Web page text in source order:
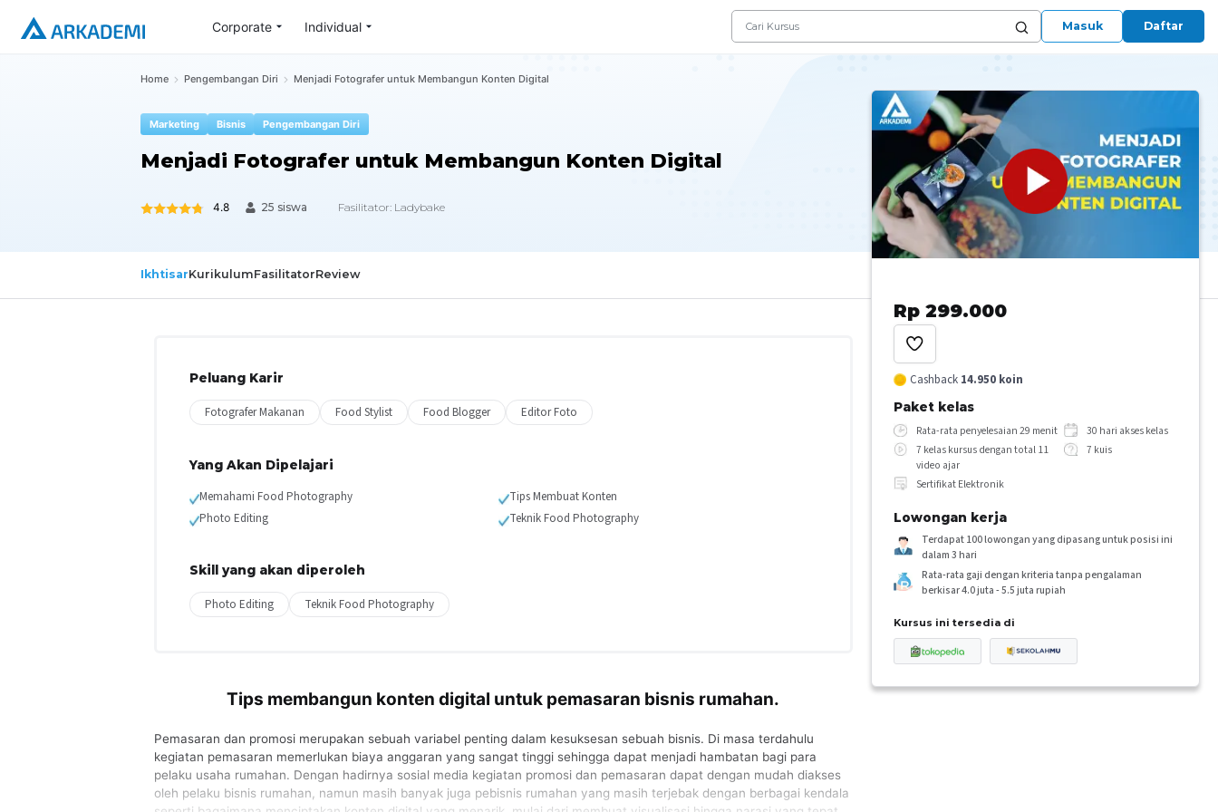
Corporate Individual Masuk Daftar
Home Pengembangan Diri Menjadi Fotografer untuk Membangun Konten Digital
Marketing Bisnis Pengembangan Diri
Menjadi Fotografer untuk Membangun Konten Digital
4.8 25 siswa Fasilitator: Ladybake
IkhtisarKurikulumFasilitatorReview
Peluang Karir
Fotografer Makanan Food Stylist Food Blogger Editor Foto
Yang Akan Dipelajari
Memahami Food Photography
Tips Membuat Konten
Photo Editing
Teknik Food Photography
Skill yang akan diperoleh
Photo Editing Teknik Food Photography
Tips membangun konten digital untuk pemasaran bisnis rumahan.
Pemasaran dan promosi merupakan sebuah variabel penting dalam kesuksesan sebuah bisnis. Di masa terdahulu
kegiatan pemasaran memerlukan biaya anggaran yang sangat tinggi sehingga dapat menjadi hambatan bagi para
pelaku usaha rumahan. Dengan hadirnya sosial media kegiatan promosi dan pemasaran dapat dengan mudah diakses
oleh pelaku bisnis rumahan, namun masih banyak juga pebisnis rumahan yang masih terjebak dengan berbagai kendala
Rp 299.000
Cashback 14.950 koin
Paket kelas
Rata-rata penyelesaian 29 menit
30 hari akses kelas
7 kelas kursus dengan total 11
video ajar
7 kuis
Sertifikat Elektronik
Lowongan kerja
Terdapat 100 lowongan yang dipasang untuk posisi ini
dalam 3 hari
Rata-rata gaji dengan kriteria tanpa pengalaman
berkisar 4.0 juta - 5.5 juta rupiah
Kursus ini tersedia di